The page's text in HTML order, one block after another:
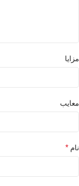
مزایا
معایب
نام *